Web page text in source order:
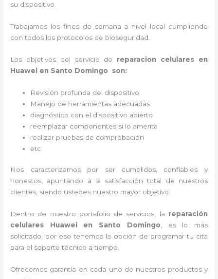
su dispositivo.
Trabajamos los fines de semana a nivel local cumpliendo
con todos los protocolos de bioseguridad.
Los objetivos del servicio de reparacion celulares en
Huawei en Santo Domingo son:
Revisión profunda del dispositivo
Manejo de herramientas adecuadas
diagnóstico con el dispositivo abierto
reemplazar componentes si lo amerita
realizar pruebas de comprobación
etc
Nos caracterizamos por ser cumplidos, confiables y
honestos, apuntando a la satisfacción total de nuestros
clientes, siendo ustedes nuestro mayor objetivo.
Dentro de nuestro portafolio de servicios, la reparación
celulares Huawei en Santo Domingo , es lo más
solicitado, por eso tenemos la opción de programar tu cita
para el soporte técnico a tiempo.
Ofrecemos garantía en cada uno de nuestros productos y